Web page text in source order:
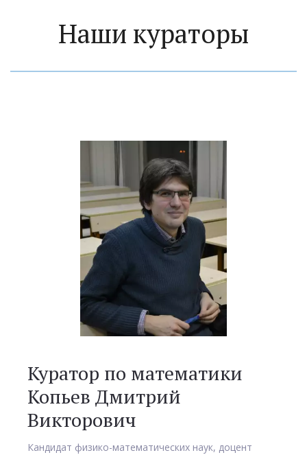
Наши кураторы
Куратор по математики
Копьев Дмитрий
Викторович
Кандидат физико-математических наук, доцент